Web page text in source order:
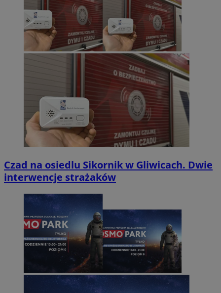
Czad na osiedlu Sikornik w Gliwicach. Dwie
interwencje strażaków